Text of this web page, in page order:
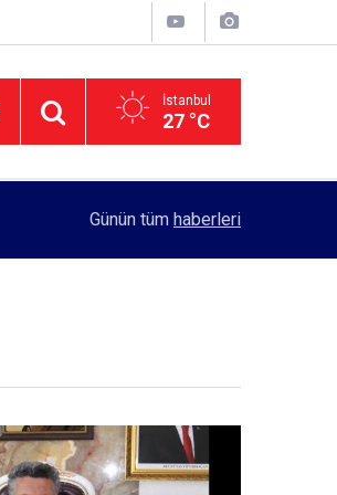
İstanbul
27 °C
Rektörlük, kadın öğrencilerin güvenliği için
Günün tüm haberleri